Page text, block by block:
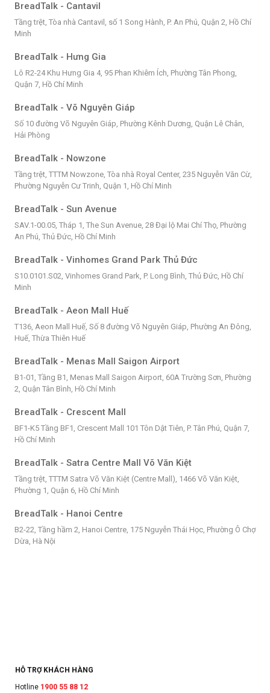
BreadTalk - Cantavil
Tầng trệt, Tòa nhà Cantavil, số 1 Song Hành, P. An Phú, Quận 2, Hồ Chí
Minh
BreadTalk - Hưng Gia
Lô R2-24 Khu Hưng Gia 4, 95 Phan Khiêm Ích, Phường Tân Phong,
Quận 7, Hồ Chí Minh
BreadTalk - Võ Nguyên Giáp
Số 10 đường Võ Nguyên Giáp, Phường Kênh Dương, Quận Lê Chân,
Hải Phòng
BreadTalk - Nowzone
Tầng trệt, TTTM Nowzone, Tòa nhà Royal Center, 235 Nguyễn Văn Cừ,
Phường Nguyễn Cư Trinh, Quận 1, Hồ Chí Minh
BreadTalk - Sun Avenue
SAV.1-00.05, Tháp 1, The Sun Avenue, 28 Đại lộ Mai Chí Thọ, Phường
An Phú, Thủ Đức, Hồ Chí Minh
BreadTalk - Vinhomes Grand Park Thủ Đức
S10.0101.S02, Vinhomes Grand Park, P. Long Bình, Thủ Đức, Hồ Chí
Minh
BreadTalk - Aeon Mall Huế
T136, Aeon Mall Huế, Số 8 đường Võ Nguyên Giáp, Phường An Đông,
Huế, Thừa Thiên Huế
BreadTalk - Menas Mall Saigon Airport
B1-01, Tầng B1, Menas Mall Saigon Airport, 60A Trường Sơn, Phường
2, Quận Tân Bình, Hồ Chí Minh
BreadTalk - Crescent Mall
BF1-K5 Tầng BF1, Crescent Mall 101 Tôn Dật Tiên, P. Tân Phú, Quận 7,
Hồ Chí Minh
BreadTalk - Satra Centre Mall Võ Văn Kiệt
Tầng trệt, TTTM Satra Võ Văn Kiệt (Centre Mall), 1466 Võ Văn Kiệt,
Phường 1, Quận 6, Hồ Chí Minh
BreadTalk - Hanoi Centre
B2-22, Tầng hầm 2, Hanoi Centre, 175 Nguyễn Thái Học, Phường Ô Chợ
Dừa, Hà Nội
HỖ TRỢ KHÁCH HÀNG
Hotline 1900 55 88 12